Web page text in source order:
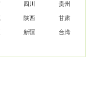
四川 贵州
陕西 甘肃
新疆 台湾